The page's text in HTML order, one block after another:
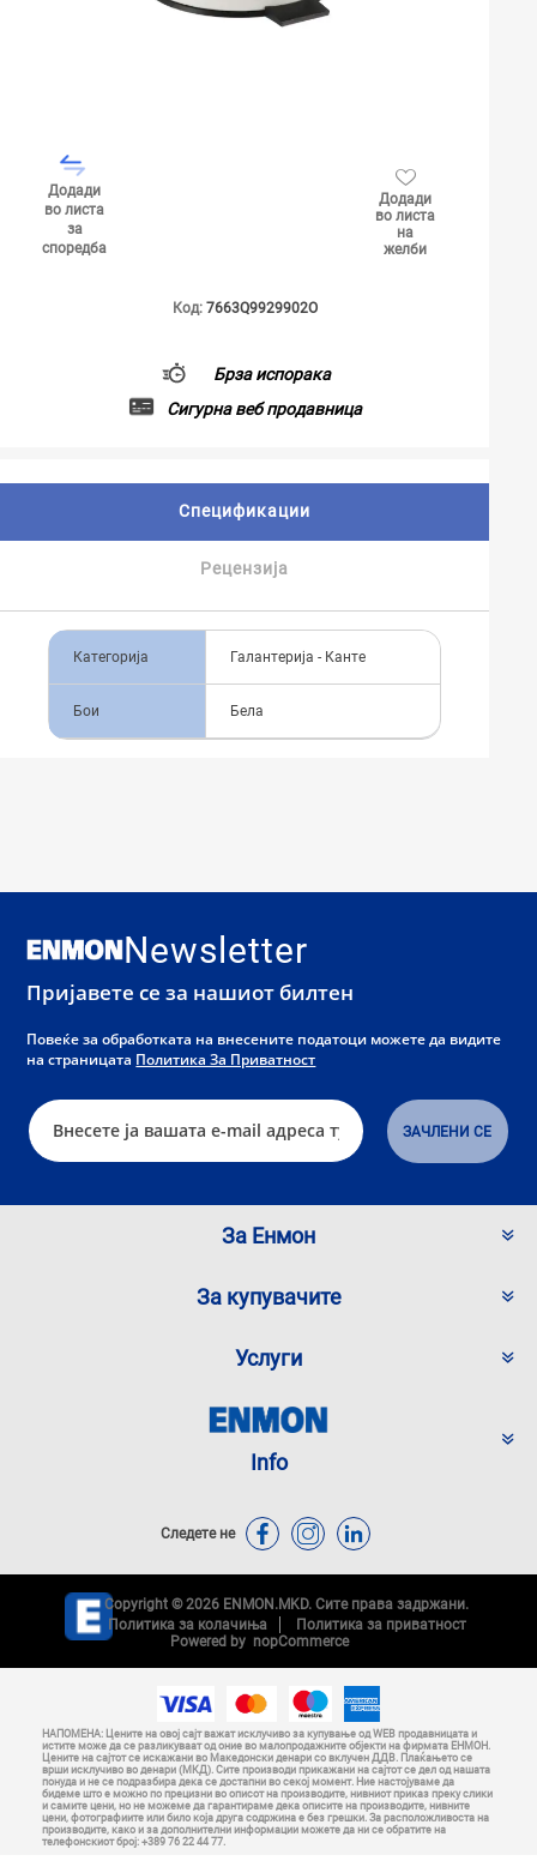
Додади
во листа
за
споредба
Додади
во листа
на
желби
Код: 7663Q9929902O
Брза испорака
Сигурна веб продавница
Спецификации
Рецензија
Категорија Галантерија - Канте
Бои Бела
Newsletter
Пријавете се за нашиот билтен
Повеќе за обработката на внесените податоци можете да видите
на страницата Политика За Приватност
За Енмон
За купувачите
Услуги
Info
Следете не
Copyright © 2026 ENMON.MKD. Сите права задржани.
Политика за колачиња
Политика за приватност
Powered by nopCommerce
НАПОМЕНА: Цените на овој сајт важат исклучиво за купување од WEB продавницата и
истите може да се разликуваат од оние во малопродажните објекти на фирмата ЕНМОН.
Цените на сајтот се искажани во Македонски денари со вклучен ДДВ. Плаќањето се
врши исклучиво во денари (МКД). Сите производи прикажани на сајтот се дел од нашата
понуда и не се подразбира дека се достапни во секој момент. Ние настојуваме да
бидеме што е можно по прецизни во описот на производите, нивниот приказ преку слики
и самите цени, но не можеме да гарантираме дека описите на производите, нивните
цени, фотографиите или било која друга содржина е без грешки. За расположливоста на
производите, како и за дополнителни информации можете да ни се обратите на
телефонскиот број: +389 76 22 44 77.